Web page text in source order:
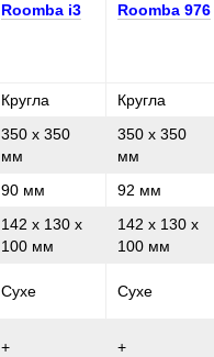
Roomba i3
Roomba 976
Кругла
Кругла
350 х 350
мм
350 х 350
мм
90 мм 92 мм
142 х 130 х
100 мм
142 х 130 х
100 мм
Сухе Сухе
+ +